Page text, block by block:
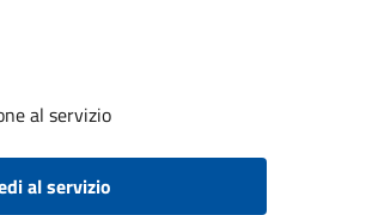
al servizio
al servizio